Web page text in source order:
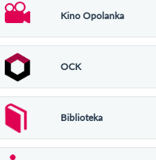
Kino Opolanka
OCK
Biblioteka